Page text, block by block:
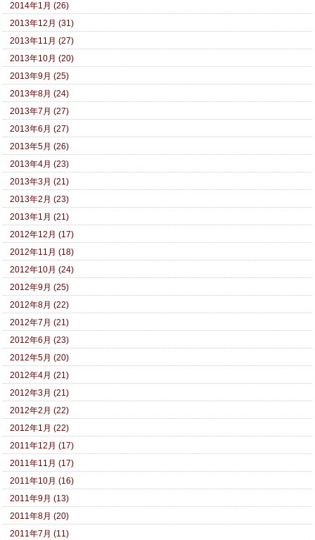
2014年1月 (26)
2013年12月 (31)
2013年11月 (27)
2013年10月 (20)
2013年9月 (25)
2013年8月 (24)
2013年7月 (27)
2013年6月 (27)
2013年5月 (26)
2013年4月 (23)
2013年3月 (21)
2013年2月 (23)
2013年1月 (21)
2012年12月 (17)
2012年11月 (18)
2012年10月 (24)
2012年9月 (25)
2012年8月 (22)
2012年7月 (21)
2012年6月 (23)
2012年5月 (20)
2012年4月 (21)
2012年3月 (21)
2012年2月 (22)
2012年1月 (22)
2011年12月 (17)
2011年11月 (17)
2011年10月 (16)
2011年9月 (13)
2011年8月 (20)
2011年7月 (11)